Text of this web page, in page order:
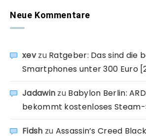
Neue Kommentare
xevzu Ratgeber: Das sind die
Smartphones unter 300 Euro
Jadawin zu Babylon Berlin:
bekommt kostenloses
Fidsh zu Assassin’s Creed